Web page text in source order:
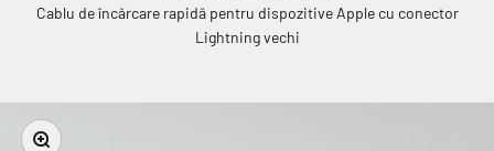
Cablu de încărcare rapidă pentru dispozitive Apple cu conector
Lightning vechi
Mărește